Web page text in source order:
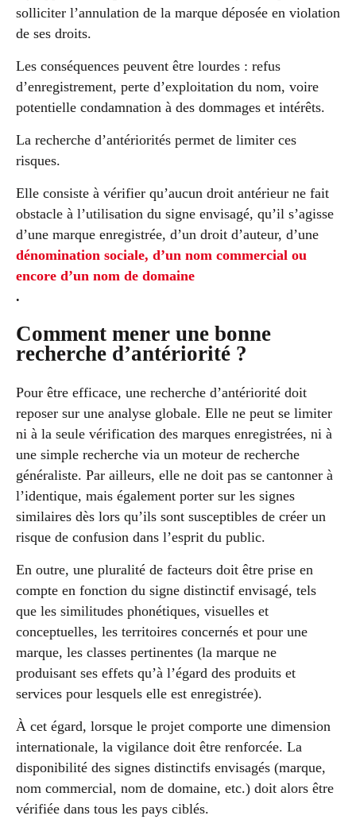
solliciter l’annulation de la marque déposée en violation
de ses droits.
Les conséquences peuvent être lourdes : refus
d’enregistrement, perte d’exploitation du nom, voire
potentielle condamnation à des dommages et intérêts.
La recherche d’antériorités permet de limiter ces
risques.
Elle consiste à vérifier qu’aucun droit antérieur ne fait
obstacle à l’utilisation du signe envisagé, qu’il s’agisse
d’une marque enregistrée, d’un droit d’auteur, d’une
dénomination sociale, d’un nom commercial ou
encore d’un nom de domaine
.
Comment mener une bonne
recherche d’antériorité ?
Pour être efficace, une recherche d’antériorité doit
reposer sur une analyse globale. Elle ne peut se limiter
ni à la seule vérification des marques enregistrées, ni à
une simple recherche via un moteur de recherche
généraliste. Par ailleurs, elle ne doit pas se cantonner à
l’identique, mais également porter sur les signes
similaires dès lors qu’ils sont susceptibles de créer un
risque de confusion dans l’esprit du public.
En outre, une pluralité de facteurs doit être prise en
compte en fonction du signe distinctif envisagé, tels
que les similitudes phonétiques, visuelles et
conceptuelles, les territoires concernés et pour une
marque, les classes pertinentes (la marque ne
produisant ses effets qu’à l’égard des produits et
services pour lesquels elle est enregistrée).
À cet égard, lorsque le projet comporte une dimension
internationale, la vigilance doit être renforcée. La
disponibilité des signes distinctifs envisagés (marque,
nom commercial, nom de domaine, etc.) doit alors être
vérifiée dans tous les pays ciblés.